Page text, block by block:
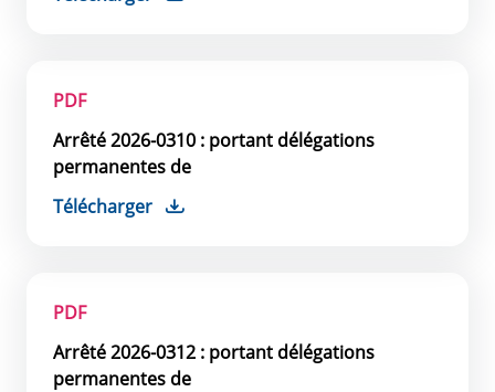
PDF
Arrêté 2026-0310 : portant délégations
permanentes de
Télécharger
PDF
Arrêté 2026-0312 : portant délégations
permanentes de